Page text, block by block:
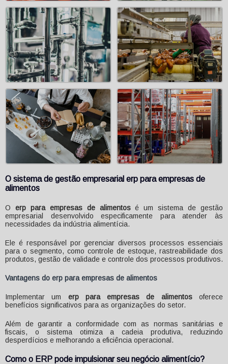
O sistema de gestão empresarial erp para empresas de
alimentos
O erp para empresas de alimentosé um sistema de gestão
empresarial desenvolvido especificamente para atender às
necessidades da indústria alimentícia.
Ele é responsável por gerenciar diversos processos essenciais
para o segmento, como controle de estoque, rastreabilidade dos
produtos, gestão de validade e controle dos processos produtivos.
Vantagens do erp para empresas de alimentos
Implementar um erp para empresas de alimentosoferece
benefícios significativos para as organizações do setor.
Além de garantir a conformidade com as normas sanitárias e
fiscais, o sistema otimiza a cadeia produtiva, reduzindo
desperdícios e melhorando a eficiência operacional.
Como o ERP pode impulsionar seu negócio alimentício?